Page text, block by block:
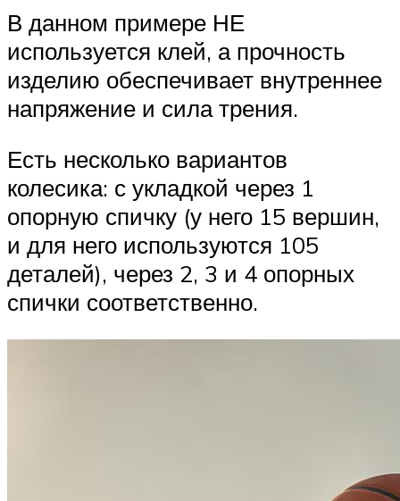
В данном примере НЕ
используется клей, а прочность
изделию обеспечивает внутреннее
напряжение и сила трения.
Есть несколько вариантов
колесика: с укладкой через 1
опорную спичку (у него 15 вершин,
и для него используются 105
деталей), через 2, 3 и 4 опорных
спички соответственно.